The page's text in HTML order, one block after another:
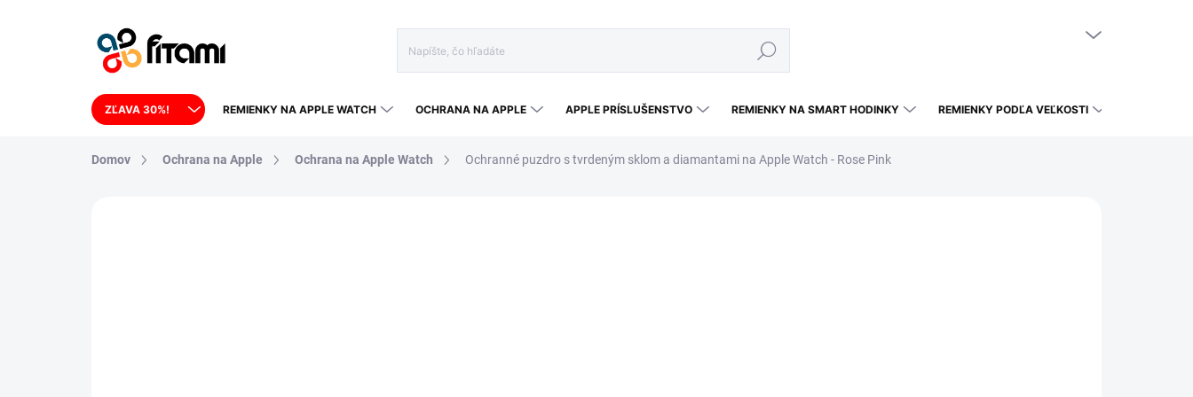
Hľadať
NÁKUPNÝ KOŠÍK
ZĽAVA 30%! REMIENKY NA APPLE WATCH OCHRANA NA APPLE APPLE PRÍSLUŠENSTVO REMIENKY NA SMART HODINKY REMIENKY PODĽA VEĽKOSTI
Domov Ochrana na Apple Ochrana na Apple Watch Ochranné puzdro s tvrdeným sklom a diamantami na Apple Watch - Rose Pink